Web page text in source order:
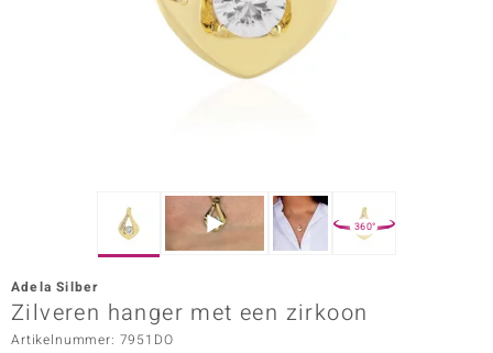
Vogue
360°
Adela Silber
Zilveren hanger met een zirkoon
Artikelnummer: 7951DO